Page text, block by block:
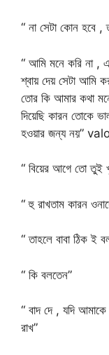
“ না সেটা কোন হবে ,
“ আমি মনে করি না ,
শ্বায় দেয় সেটা আমি
তোর কি আমার কথা
দিয়েছি কারন তোকে
হওয়ার জন্য নয়”
“ বিয়ের আগে তো তুই
“ হু রাখতাম কারন
“ তাহলে বাবা ঠিক ই
“ কি বলতেন”
“ বাদ দে , যদি
রাখ”